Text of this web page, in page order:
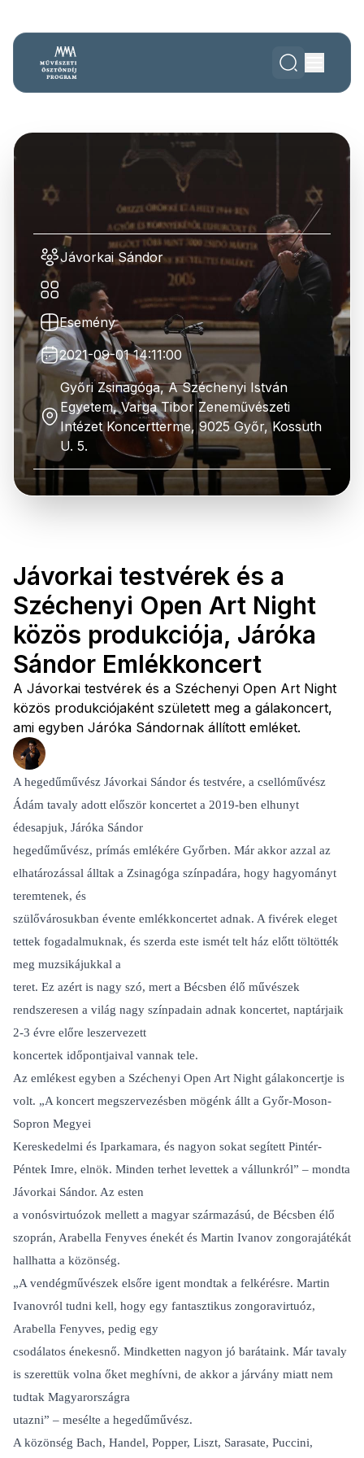
Jávorkai Sándor
Esemény
2021-09-01 14:11:00
Győri Zsinagóga, A Széchenyi István
Egyetem, Varga Tibor Zeneművészeti
Intézet Koncertterme, 9025 Győr, Kossuth
U. 5.
Jávorkai testvérek és a
Széchenyi Open Art Night
közös produkciója, Járóka
Sándor Emlékkoncert
A Jávorkai testvérek és a Széchenyi Open Art Night
közös produkciójaként született meg a gálakoncert,
ami egyben Járóka Sándornak állított emléket.
A hegedűművész Jávorkai Sándor és testvére, a csellóművész
Ádám tavaly adott először koncertet a 2019-ben elhunyt
édesapjuk, Járóka Sándor
hegedűművész, prímás emlékére Győrben. Már akkor azzal az
elhatározással álltak a Zsinagóga színpadára, hogy hagyományt
teremtenek, és
szülővárosukban évente emlékkoncertet adnak. A fivérek eleget
tettek fogadalmuknak, és szerda este ismét telt ház előtt töltötték
meg muzsikájukkal a
teret. Ez azért is nagy szó, mert a Bécsben élő művészek
rendszeresen a világ nagy színpadain adnak koncertet, naptárjaik
2-3 évre előre leszervezett
koncertek időpontjaival vannak tele.
Az emlékest egyben a Széchenyi Open Art Night gálakoncertje is
volt. „A koncert megszervezésben mögénk állt a Győr-Moson-
Sopron Megyei
Kereskedelmi és Iparkamara, és nagyon sokat segített Pintér-
Péntek Imre, elnök. Minden terhet levettek a vállunkról” – mondta
Jávorkai Sándor. Az esten
a vonósvirtuózok mellett a magyar származású, de Bécsben élő
szoprán, Arabella Fenyves énekét és Martin Ivanov zongorajátékát
hallhatta a közönség.
„A vendégművészek elsőre igent mondtak a felkérésre. Martin
Ivanovról tudni kell, hogy egy fantasztikus zongoravirtuóz,
Arabella Fenyves, pedig egy
csodálatos énekesnő. Mindketten nagyon jó barátaink. Már tavaly
is szerettük volna őket meghívni, de akkor a járvány miatt nem
tudtak Magyarországra
utazni” – mesélte a hegedűművész.
A közönség Bach, Handel, Popper, Liszt, Sarasate, Puccini,